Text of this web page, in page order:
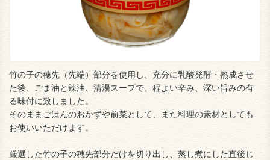
竹の子の穂先（先端）部分を使用し、充分に乳酸発酵・熟成させ
た後、ごま油と辣油、清湯スープで、程よい辛み、深い旨みの有
る味付に致しました。
そのままごはんのおかずや前菜として、また料理の素材としても
お使いいただけます。
厳選した竹の子の穂先部分だけを切り出し、蒸し煮にした直後じ